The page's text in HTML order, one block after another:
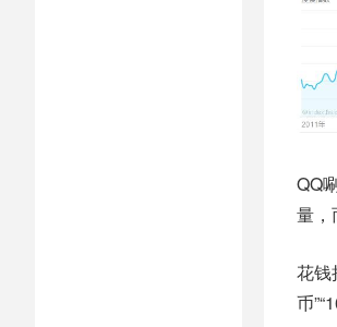
QQ
量，
花钱
币